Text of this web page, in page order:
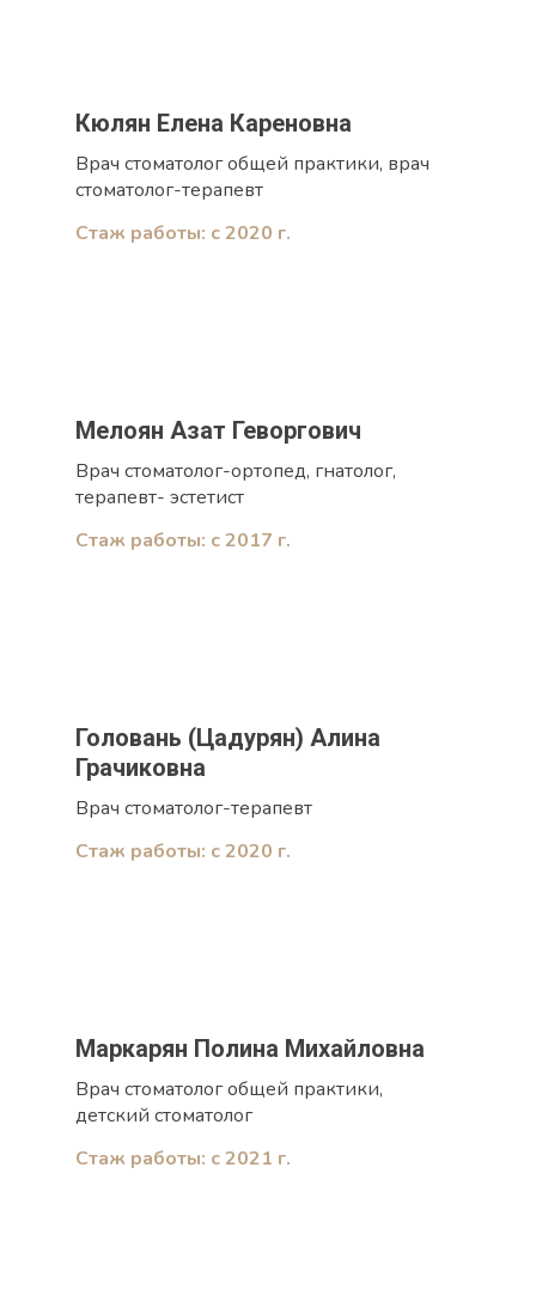
Кюлян Елена Кареновна
Врач стоматолог общей практики, врач
стоматолог-терапевт
Стаж работы: с 2020 г.
Мелоян Азат Геворгович
Врач стоматолог-ортопед, гнатолог,
терапевт- эстетист
Стаж работы: с 2017 г.
Головань (Цадурян) Алина
Грачиковна
Врач стоматолог-терапевт
Стаж работы: с 2020 г.
Маркарян Полина Михайловна
Врач стоматолог общей практики,
детский стоматолог
Стаж работы: с 2021 г.